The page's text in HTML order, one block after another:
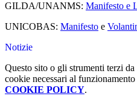
GILDA/UNANMS: Manifesto e
UNICOBAS: Manifesto e
Notizie
Questo sito o gli strumenti terzi
cookie necessari al
COOKIE POLICY.